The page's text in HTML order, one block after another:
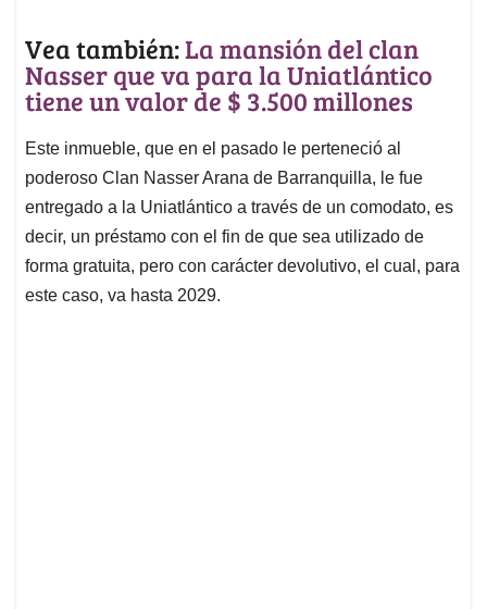
Vea también:La mansión del clan
Nasser que va para la Uniatlántico
tiene un valor de $ 3.500 millones
Este inmueble, que en el pasado le perteneció al
poderoso Clan Nasser Arana de Barranquilla, le fue
entregado a la Uniatlántico a través de un comodato, es
decir, un préstamo con el fin de que sea utilizado de
forma gratuita, pero con carácter devolutivo, el cual, para
este caso, va hasta 2029.